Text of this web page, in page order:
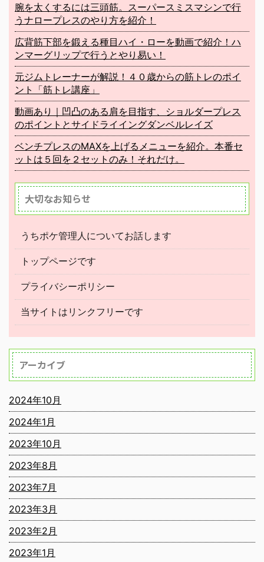
腕を太くするには三頭筋。スーパースミスマシンで行
うナロープレスのやり方を紹介！
広背筋下部を鍛える種目ハイ・ローを動画で紹介！ハ
ンマーグリップで行うとやり易い！
元ジムトレーナーが解説！４０歳からの筋トレのポイ
ント「筋トレ講座」
動画あり｜凹凸のある肩を目指す、ショルダープレス
のポイントとサイドライイングダンベルレイズ
ベンチプレスのMAXを上げるメニューを紹介。本番セ
ットは５回を２セットのみ！それだけ。
大切なお知らせ
うちポケ管理人についてお話します
トップページです
プライバシーポリシー
当サイトはリンクフリーです
アーカイブ
2024年10月
2024年1月
2023年10月
2023年8月
2023年7月
2023年3月
2023年2月
2023年1月